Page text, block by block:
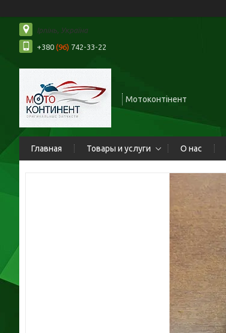
Ірпінь, Україна
+380 (96) 742-33-22
Мотоконтінент
Главная Товары и услуги О нас